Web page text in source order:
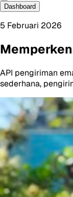
Dashboard
5 Februari 2026
API pengiriman
sederhana,